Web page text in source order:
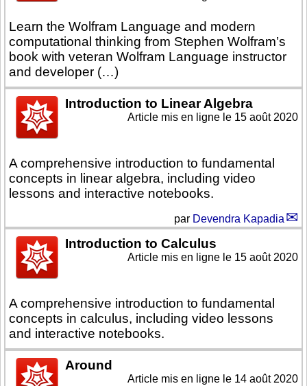
Learn the Wolfram Language and modern
computational thinking from Stephen Wolfram’s
book with veteran Wolfram Language instructor
and developer (…)
Introduction to Linear Algebra
A comprehensive introduction to fundamental
concepts in linear algebra, including video
lessons and interactive notebooks.
Article mis en ligne le 15 août 2020
par Devendra Kapadia
Introduction to Calculus
A comprehensive introduction to fundamental
concepts in calculus, including video lessons
and interactive notebooks.
Article mis en ligne le 15 août 2020
Around
Article mis en ligne le 14 août 2020